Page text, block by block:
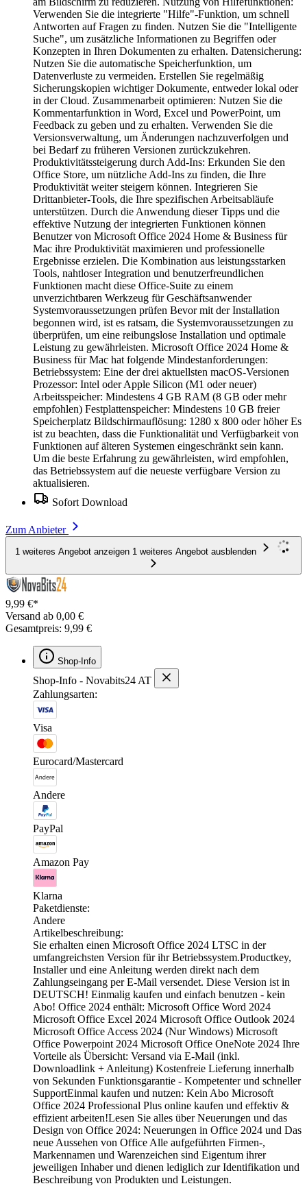
Sofort Download
Zum Anbieter
1 weiteres Angebot anzeigen 1 weiteres Angebot ausblenden
9,99 €*
Versand ab 0,00 €
Gesamtpreis: 9,99 €
Shop-Info
Shop-Info - Novabits24 AT
Zahlungsarten:
Visa
Eurocard/Mastercard
Andere
PayPal
Amazon Pay
Klarna
Paketdienste:
Andere
Artikelbeschreibung:
Sie erhalten einen Microsoft Office 2024 LTSC in der
umfangreichsten Version für ihr Betriebssystem.Productkey,
Installer und eine Anleitung werden direkt nach dem
Zahlungseingang per E-Mail versendet. Diese Version ist in
DEUTSCH! Einmalig kaufen und einfach benutzen - kein
Abo! Office 2024 enthält: Microsoft Office Word 2024
Microsoft Office Excel 2024 Microsoft Office Outlook 2024
Microsoft Office Access 2024 (Nur Windows) Microsoft
Office Powerpoint 2024 Microsoft Office OneNote 2024 Ihre
Vorteile als Übersicht: Versand via E-Mail (inkl.
Downloadlink + Anleitung) Kostenfreie Lieferung innerhalb
von Sekunden Funktionsgarantie - Kompetenter und schneller
SupportEinmal kaufen und nutzen: Kein Abo Microsoft
Office 2024 Professional Plus online kaufen und effektiv &
effizient arbeiten!Lesen Sie alles über Neuerungen und das
Design von Office 2024: Neuerungen in Office 2024 und Das
neue Aussehen von Office Alle aufgeführten Firmen-,
Markennamen und Warenzeichen sind Eigentum ihrer
jeweiligen Inhaber und dienen lediglich zur Identifikation und
Beschreibung von Produkten und Leistungen.